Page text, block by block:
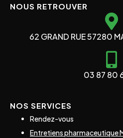
NOUS RETROUVER
62 GRAND RUE 57280
03 87 80
NOS SERVICES
Rendez-vous
Entretiens pharmaceutique